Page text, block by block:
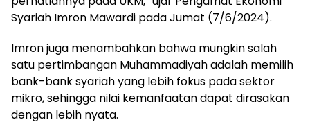
Syariah Imron Mawardi pada Jumat (7/6/2024).
Imron juga menambahkan bahwa mungkin salah
satu pertimbangan Muhammadiyah adalah memilih
bank-bank syariah yang lebih fokus pada sektor
mikro, sehingga nilai kemanfaatan dapat dirasakan
dengan lebih nyata.